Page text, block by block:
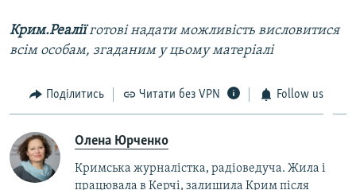
Крим.Реаліїготові надати можливість висловитися
всім особам, згаданим у цьому матеріалі
Поділитись Читати без VPN Follow us
Олена Юрченко
Кримська журналістка, радіоведуча. Жила і
працювала в Керчі, залишила Крим після